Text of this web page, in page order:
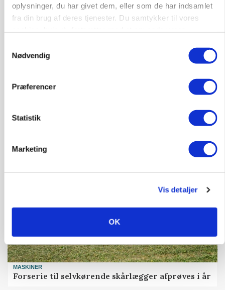
oplysninger, du har givet dem, eller som de har indsamlet
fra din brug af deres tjenester. Du samtykker til vores
Nødvendig
Præferencer
Statistik
Marketing
Vis detaljer
OK
18 montører står klar i høsten: Sådan holder PN
MASKINER
Forserie til selvkørende skårlægger afprøves i år